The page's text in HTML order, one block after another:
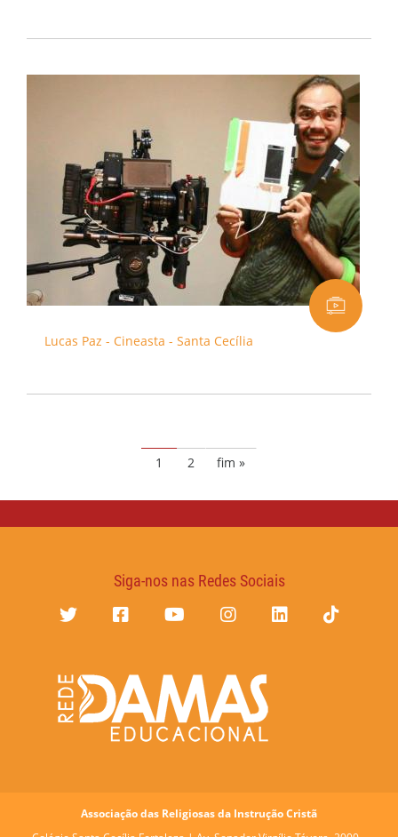
Lucas Paz - Cineasta - Santa Cecília
1 2 fim »
Siga-nos nas Redes Sociais
Associação das Religiosas da Instrução Cristã